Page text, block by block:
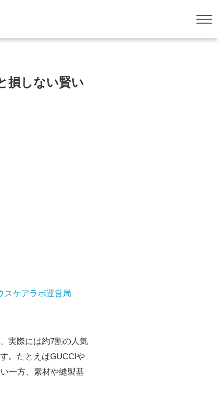
損しない賢い
スケアラボ運営局
実際には約7割の人気
。たとえばGUCCIや
一方、素材や縫製基